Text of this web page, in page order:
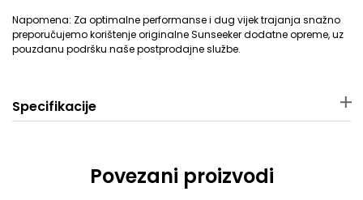
Napomena: Za optimalne performanse i dug vijek trajanja snažno
preporučujemo korištenje originalne Sunseeker dodatne opreme, uz
pouzdanu podršku naše postprodajne službe.
Specifikacije
Bakar + Plastika 26 × 12,7 × 5,5 cm
Povezani proizvodi